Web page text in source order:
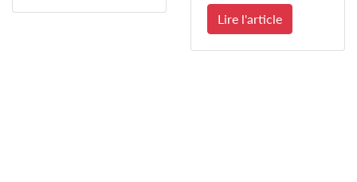
Lire l'article